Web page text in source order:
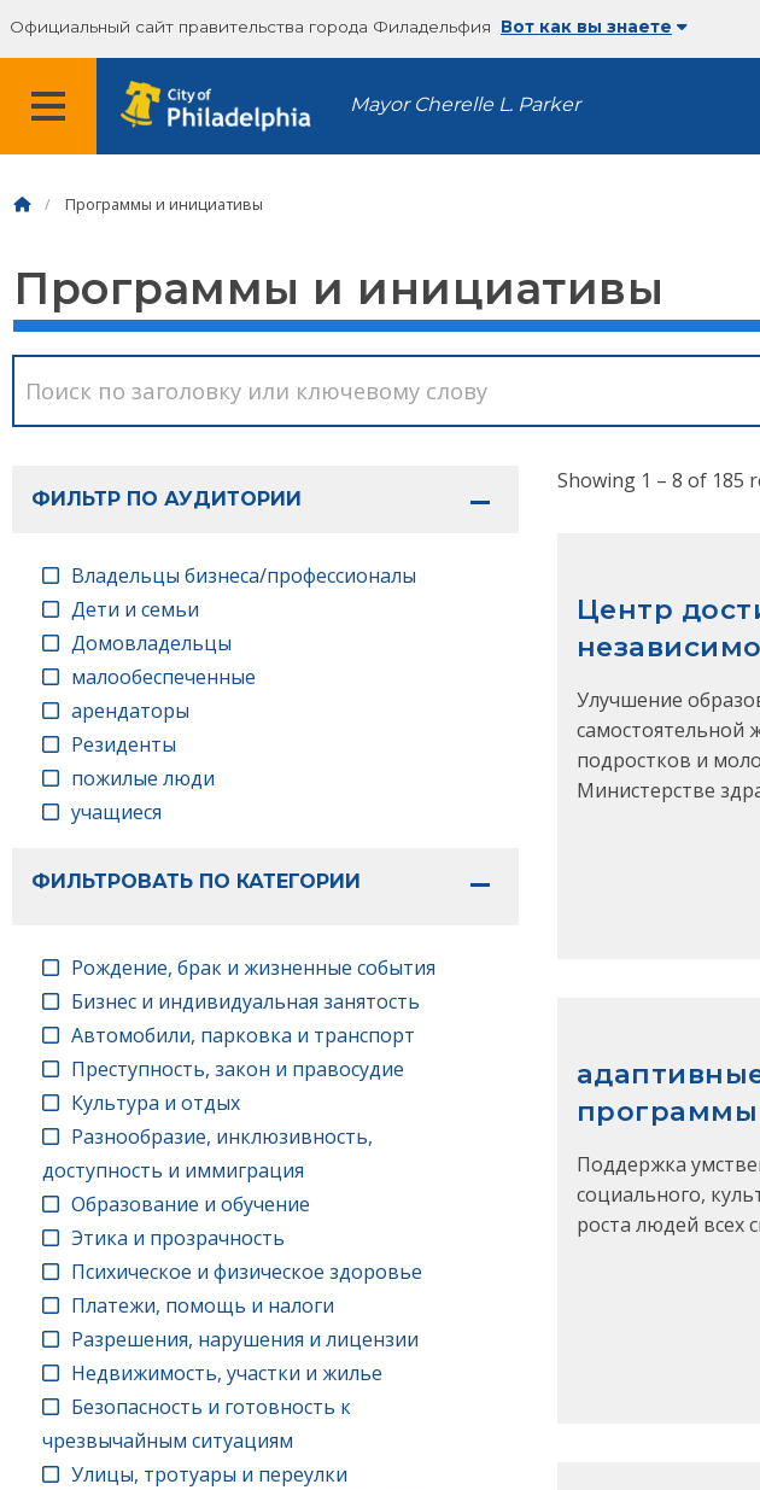
Официальный сайт правительства города Филадельфия Вот как вы знаете
Mayor Cherelle L. Parker
Программы и инициативы
Программы и инициативы
ФИЛЬТР ПО АУДИТОРИИ
Владельцы бизнеса/профессионалы
Дети и семьи
Домовладельцы
малообеспеченные
арендаторы
Резиденты
пожилые люди
учащиеся
ФИЛЬТРОВАТЬ ПО КАТЕГОРИИ
Рождение, брак и жизненные события
Бизнес и индивидуальная занятость
Автомобили, парковка и транспорт
Преступность, закон и правосудие
Культура и отдых
Разнообразие, инклюзивность,
доступность и иммиграция
Образование и обучение
Этика и прозрачность
Психическое и физическое здоровье
Платежи, помощь и налоги
Разрешения, нарушения и лицензии
Недвижимость, участки и жилье
Безопасность и готовность к
чрезвычайным ситуациям
Улицы, тротуары и переулки
Showing 1 – 8 of 185
Центр
Улучшение
подростков и
Министерстве
программы
Поддержка
социального,
роста людей всех